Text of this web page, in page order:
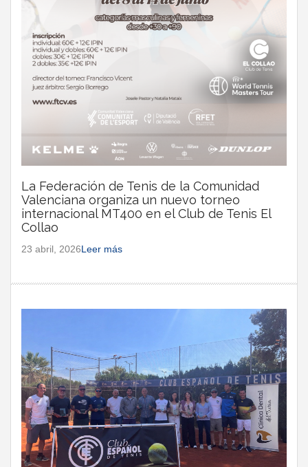
La Federación de Tenis de la Comunidad
Valenciana organiza un nuevo torneo
internacional MT400 en el Club de Tenis El
Collao
23 abril, 2026Leer más